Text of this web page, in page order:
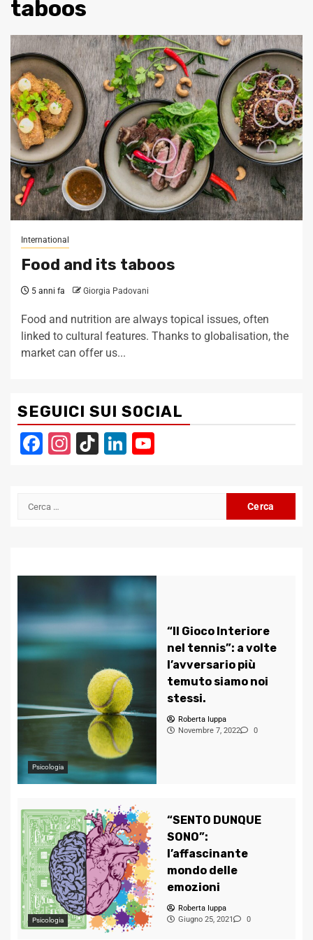
taboos
International
Food and its taboos
5 anni fa Giorgia Padovani
Food and nutrition are always topical issues, often
linked to cultural features. Thanks to globalisation, the
market can offer us...
SEGUICI SUI SOCIAL
Facebook
Instagram
TikTokLinkedIn
Ricerca
Psicologia
“Il Gioco Interiore
nel tennis”: a volte
l’avversario più
temuto siamo noi
stessi.
Roberta Iuppa
Novembre 7, 2022
0
Psicologia
“SENTO DUNQUE
SONO”:
l’affascinante
mondo delle
emozioni
Roberta Iuppa
Giugno 25, 2021
0